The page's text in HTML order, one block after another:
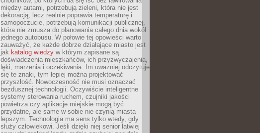
między autami, potrzebują zieleni, która nie jest
dekoracją, lecz realnie poprawia temperaturę i
samopoczucie, potrzebują komunikacji publicznej,
która nie zmusza do planowania całego dnia wokół
jednego autobusu. W połowie tej opowieści warto
zauważyć, że każde dobrze działające miasto jest
jak katalog wiedzy w którym zapisane są
doświadczenia mieszkańców, ich przyzwyczajenia,
lęki, marzenia i oczekiwania. Im uważniej odczytuje
się te znaki, tym lepiej można projektować
przyszłość. Nowoczesność nie musi oznaczać
bezdusznej technologii. Oczywiście inteligentne
systemy sterowania ruchem, czujniki jakości
powietrza czy aplikacje miejskie mogą być
przydatne, ale same w sobie nie czynią miasta
lepszym. Technologia ma sens tylko wtedy, gdy
służy człowiekowi. Jeśli dzięki niej senior łatwiej